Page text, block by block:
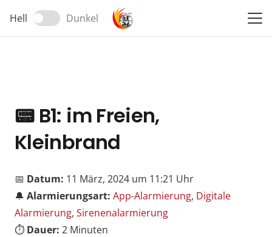
Hell Dunkel
📟B1: im Freien,
Kleinbrand
📅 Datum: 11 März, 2024 um 11:21 Uhr
🔔 Alarmierungsart: App-Alarmierung, Digitale
Alarmierung, Sirenenalarmierung
⏱️ Dauer: 2 Minuten